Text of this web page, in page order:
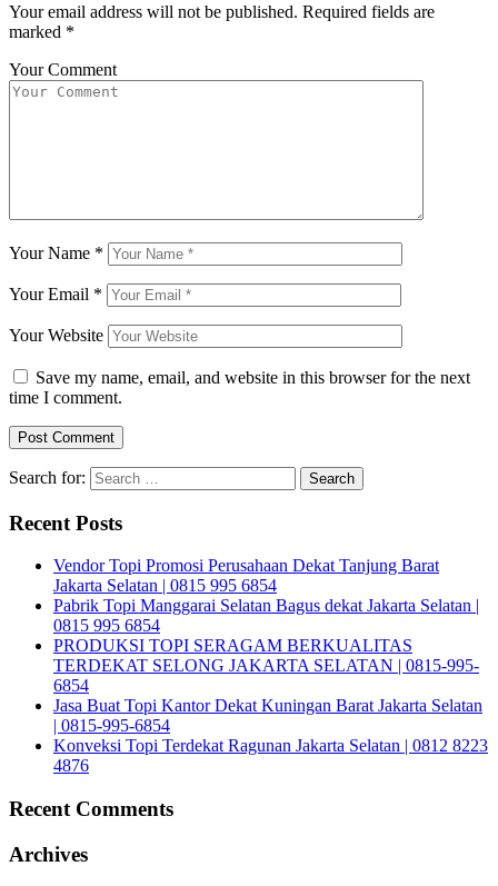
Your email address will not be published. Required fields are
marked *
Your Comment
Your Name *
Your Email *
Your Website
Save my name, email, and website in this browser for the next
time I comment.
Search for:
Recent Posts
Vendor Topi Promosi Perusahaan Dekat Tanjung Barat
Jakarta Selatan | 0815 995 6854
Pabrik Topi Manggarai Selatan Bagus dekat Jakarta Selatan |
0815 995 6854
PRODUKSI TOPI SERAGAM BERKUALITAS
TERDEKAT SELONG JAKARTA SELATAN | 0815-995-
6854
Jasa Buat Topi Kantor Dekat Kuningan Barat Jakarta Selatan
| 0815-995-6854
Konveksi Topi Terdekat Ragunan Jakarta Selatan | 0812 8223
4876
Recent Comments
Archives